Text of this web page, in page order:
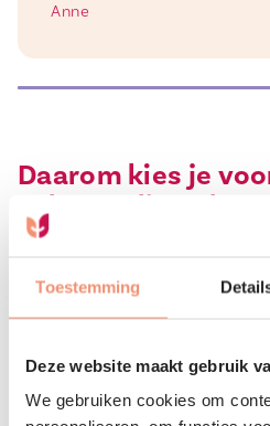
Toestemming
Deze website maakt gebruik
We gebruiken cookies om
Anne
Daarom kies je
Tulpenonline.nl
Voor elke gelegenheid
Onze tulpencadeaus zijn